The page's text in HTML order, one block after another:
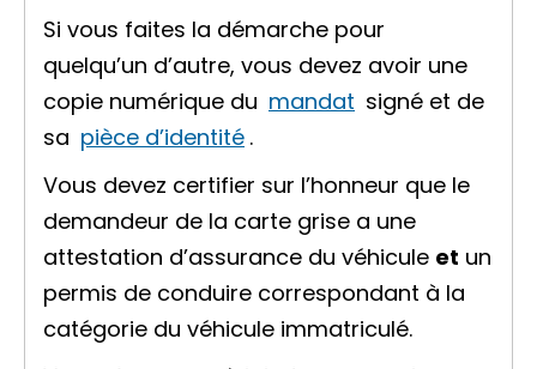
Si vous faites la démarche pour
quelqu’un d’autre, vous devez avoir une
copie numérique du mandat signé et de
sa pièce d’identité .
Vous devez certifier sur l’honneur que le
demandeur de la carte grise a une
attestation d’assurance du véhicule et un
permis de conduire correspondant à la
catégorie du véhicule immatriculé.